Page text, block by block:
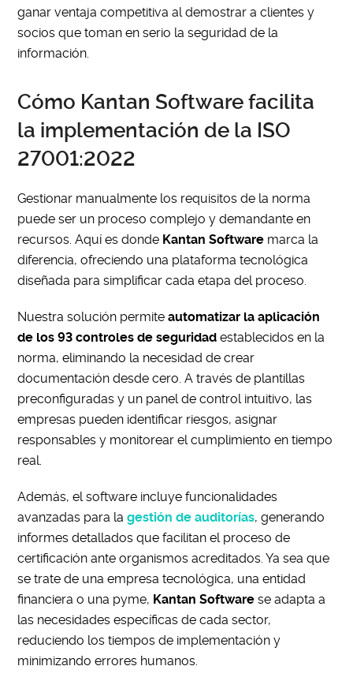
ganar ventaja competitiva al demostrar a clientes y
socios que toman en serio la seguridad de la
información.
Cómo Kantan Software facilita
la implementación de la ISO
27001:2022
Gestionar manualmente los requisitos de la norma
puede ser un proceso complejo y demandante en
recursos. Aquí es donde Kantan Software marca la
diferencia, ofreciendo una plataforma tecnológica
diseñada para simplificar cada etapa del proceso.
Nuestra solución permiteautomatizar la aplicación
de los 93 controles de seguridad establecidos en la
norma, eliminando la necesidad de crear
documentación desde cero. A través de plantillas
preconfiguradas y un panel de control intuitivo, las
empresas pueden identificar riesgos, asignar
responsables y monitorear el cumplimiento en tiempo
real.
Además, el software incluye funcionalidades
avanzadas para lagestión de auditorías, generando
informes detallados que facilitan el proceso de
certificación ante organismos acreditados. Ya sea que
se trate de una empresa tecnológica, una entidad
financiera o una pyme, Kantan Software se adapta a
las necesidades específicas de cada sector,
reduciendo los tiempos de implementación y
minimizando errores humanos.